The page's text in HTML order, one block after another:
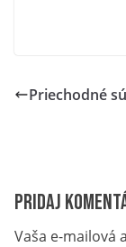
Priechodné
Pridaj
Vaša e-mailová